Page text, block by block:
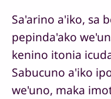
Sa'arino a'iko, sa
pepinda'ako
kenino itonia
Sabucuno a'iko
we'uno, maka